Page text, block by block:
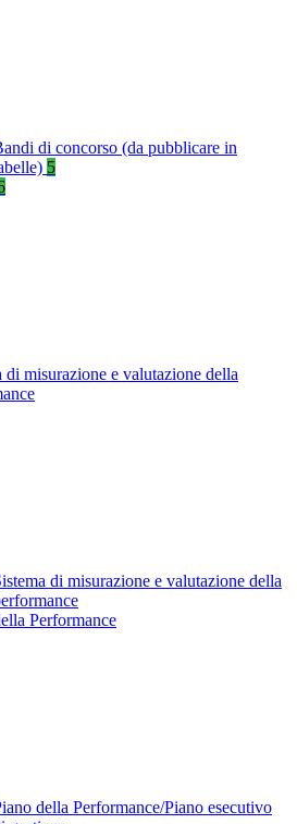
di concorso (da pubblicare in
5
di misurazione e valutazione della
di misurazione e valutazione della
Performance
della Performance/Piano esecutivo